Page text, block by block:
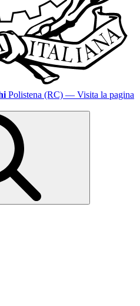
Polistena (RC) — Visita la pagina